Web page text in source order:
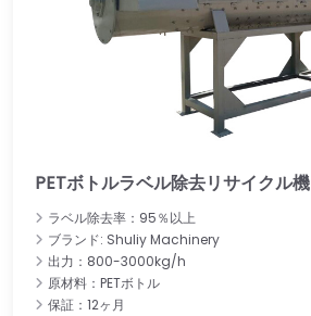
PETボトルラベル除去リサイクル機
ラベル除去率：95％以上
ブランド: Shuliy Machinery
出力：800-3000kg/h
原材料：PETボトル
保証：12ヶ月